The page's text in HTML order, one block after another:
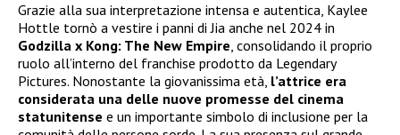
Grazie alla sua interpretazione intensa e autentica, Kaylee
Hottle tornò a vestire i panni di Jia anche nel 2024 in
Godzilla x Kong: The New Empire, consolidando il proprio
ruolo all’interno del franchise prodotto da Legendary
Pictures. Nonostante la giovanissima età, l’attrice era
considerata una delle nuove promesse del cinema
statunitense e un importante simbolo di inclusione per la